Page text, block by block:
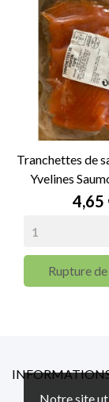
Notre site
Tranchettes de
Yvelines
250g
Prix
4,65
Rupture